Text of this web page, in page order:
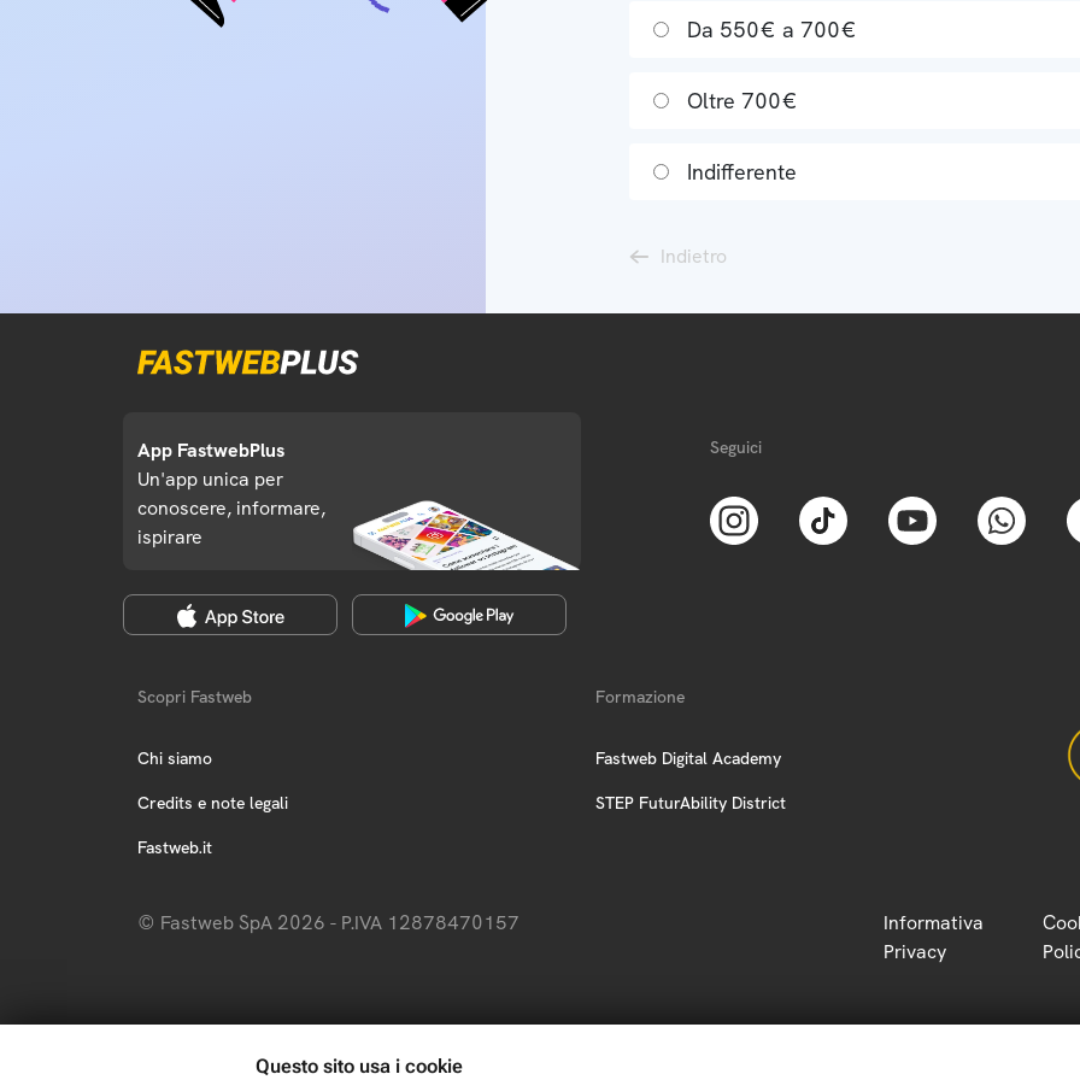
Da 550€ a 700€
Oltre 700€
Indifferente
Indietro
App FastwebPlus
Un'app unica per
conoscere, informare,
ispirare
Seguici
Scopri Fastweb
Chi siamo
Credits e note legali
Fastweb.it
Formazione
Fastweb Digital Academy
STEP FuturAbility District
© Fastweb SpA 2026 - P.IVA 12878470157
Informativa
Privacy